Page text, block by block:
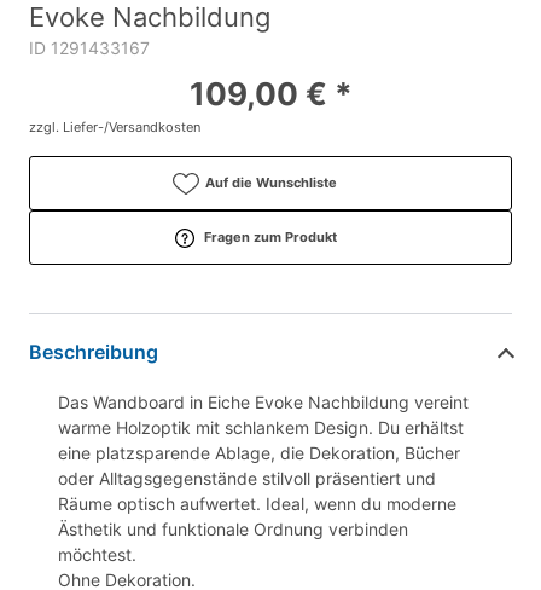
Evoke Nachbildung
ID 1291433167
109,00 € *
zzgl. Liefer-/Versandkosten
Auf die Wunschliste
Fragen zum Produkt
Beschreibung
Das Wandboard in Eiche Evoke Nachbildung vereint
warme Holzoptik mit schlankem Design. Du erhältst
eine platzsparende Ablage, die Dekoration, Bücher
oder Alltagsgegenstände stilvoll präsentiert und
Räume optisch aufwertet. Ideal, wenn du moderne
Ästhetik und funktionale Ordnung verbinden
möchtest.
Ohne Dekoration.